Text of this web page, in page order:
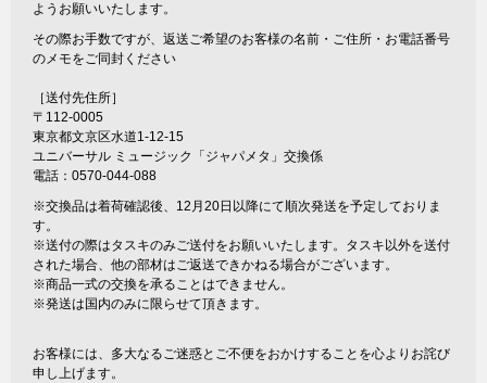
ようお願いいたします。
その際お手数ですが、返送ご希望のお客様の名前・ご住所・お電話番号
のメモをご同封ください
［送付先住所］
〒112-0005
東京都文京区水道1-12-15
ユニバーサル ミュージック「ジャパメタ」交換係
電話：0570-044-088
※交換品は着荷確認後、12月20日以降にて順次発送を予定しておりま
す。
※送付の際はタスキのみご送付をお願いいたします。タスキ以外を送付
された場合、他の部材はご返送できかねる場合がございます。
※商品一式の交換を承ることはできません。
※発送は国内のみに限らせて頂きます。
お客様には、多大なるご迷惑とご不便をおかけすることを心よりお詫び
申し上げます。